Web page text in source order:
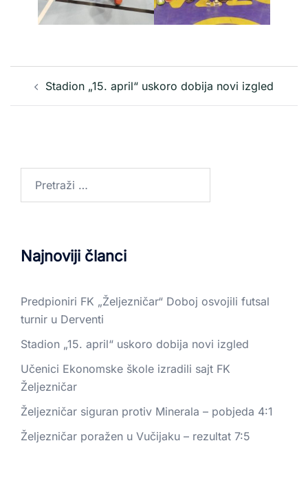
Stadion „15. april“ uskoro dobija novi izgled
Najnoviji članci
Predpioniri FK „Željezničar“ Doboj osvojili futsal
turnir u Derventi
Stadion „15. april“ uskoro dobija novi izgled
Učenici Ekonomske škole izradili sajt FK
Željezničar
Željezničar siguran protiv Minerala – pobjeda 4:1
Željezničar poražen u Vučijaku – rezultat 7:5